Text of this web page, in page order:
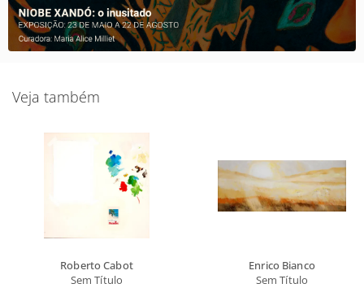
Veja também
Roberto Cabot
Sem Título
Enrico Bianco
Sem Título